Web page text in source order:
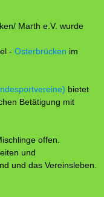
Marth e.V. wurde
- Osterbrücken im
bietet
Betätigung mit
offen.
und
und das Vereinsleben.